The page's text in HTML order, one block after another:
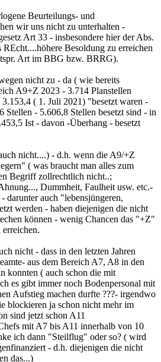
Beurteilungs- und
wir uns nicht zu unterhalten -
Art 33 - insbesondere hier der Abs.
REcht....höhere Besoldung zu erreichen
Art im BBG bzw. BRRG).
nicht zu - da ( wie bereits
A9+Z 2023 - 3.714 Planstellen
( 1. Juli 2021) "besetzt waren -
Stellen - 5.606,8 Stellen besetzt sind - in
Ist - davon -Überhang - besetzt
nicht....) - d.h. wenn die A9/+Z
( was braucht man alles zum
Begriff zollrechtlich nicht..;
Dummheit, Faulheit usw. etc.-
darunter auch "lebensjüngeren,
werden - haben diejenigen die nicht
können - wenig Chancen das "+Z"
nicht - dass in den letzten Jahren
aus dem Bereich A7, A8 in den
konnten ( auch schon die mit
es gibt immer noch Bodenpersonal mit
Aufstieg machen durfte ???- irgendwo
blockieren ja schon nicht mehr im
sind jetzt schon A11
mit A7 bis A11 innerhalb von 10
ich dann "Steilflug" oder so? ( wird
- d.h. diejenigen die nicht
das...)